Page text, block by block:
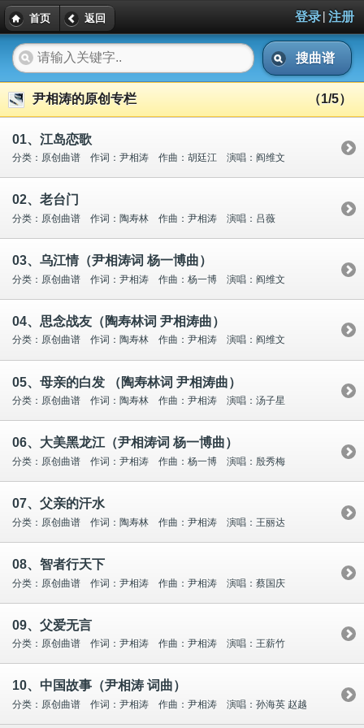
首页 返回 登录| 注册
搜曲谱
尹相涛的原创专栏 （1/5）
01、江岛恋歌
分类：原创曲谱 作词：尹相涛 作曲：胡廷江 演唱：阎维文
02、老台门
分类：原创曲谱 作词：陶寿林 作曲：尹相涛 演唱：吕薇
03、乌江情（尹相涛词 杨一博曲）
分类：原创曲谱 作词：尹相涛 作曲：杨一博 演唱：阎维文
04、思念战友（陶寿林词 尹相涛曲）
分类：原创曲谱 作词：陶寿林 作曲：尹相涛 演唱：阎维文
05、母亲的白发 （陶寿林词 尹相涛曲）
分类：原创曲谱 作词：陶寿林 作曲：尹相涛 演唱：汤子星
06、大美黑龙江（尹相涛词 杨一博曲）
分类：原创曲谱 作词：尹相涛 作曲：杨一博 演唱：殷秀梅
07、父亲的汗水
分类：原创曲谱 作词：陶寿林 作曲：尹相涛 演唱：王丽达
08、智者行天下
分类：原创曲谱 作词：尹相涛 作曲：尹相涛 演唱：蔡国庆
09、父爱无言
分类：原创曲谱 作词：尹相涛 作曲：尹相涛 演唱：王薪竹
10、中国故事（尹相涛 词曲）
分类：原创曲谱 作词：尹相涛 作曲：尹相涛 演唱：孙海英 赵越